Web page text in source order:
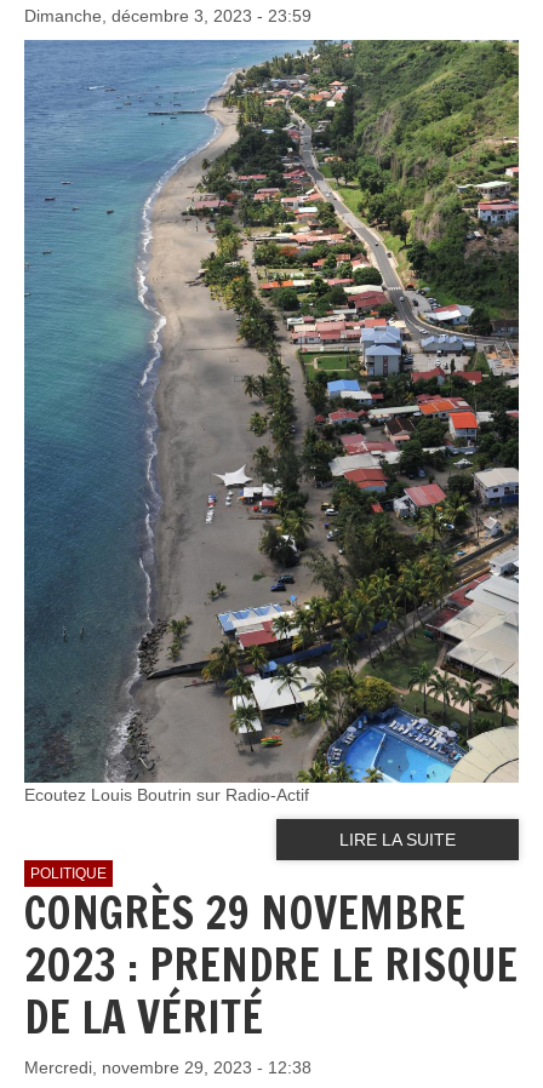
Dimanche, décembre 3, 2023 - 23:59
Ecoutez Louis Boutrin sur Radio-Actif
LIRE LA SUITE
POLITIQUE
CONGRÈS 29 NOVEMBRE
2023 : PRENDRE LE RISQUE
DE LA VÉRITÉ
Mercredi, novembre 29, 2023 - 12:38